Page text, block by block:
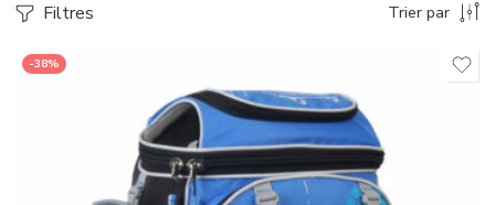
Filtres Trier par
-38%